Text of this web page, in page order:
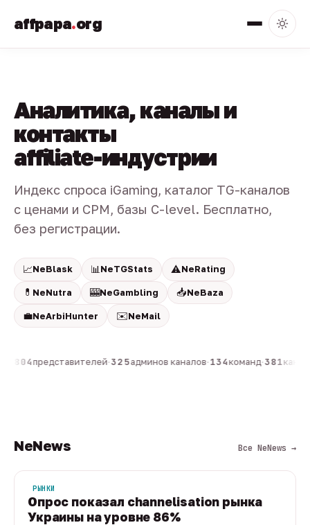
affpapa.org
Аналитика, каналы и
контакты
affiliate-индустрии
Индекс спроса iGaming, каталог TG-каналов
с ценами и CPM, базы C-level. Бесплатно,
без регистрации.
📈NeBlask 📊 NeTGStats ⚠️NeRating
💊 NeNutra 🎰NeGambling 📥NeBaza
💼NeArbiHunter ✉️NeMail
804представителей·325админов каналов·134команд·381
NeNews Все NeNews →
РЫНКИ
Опрос показал channelisation рынка
Украины на уровне 86%